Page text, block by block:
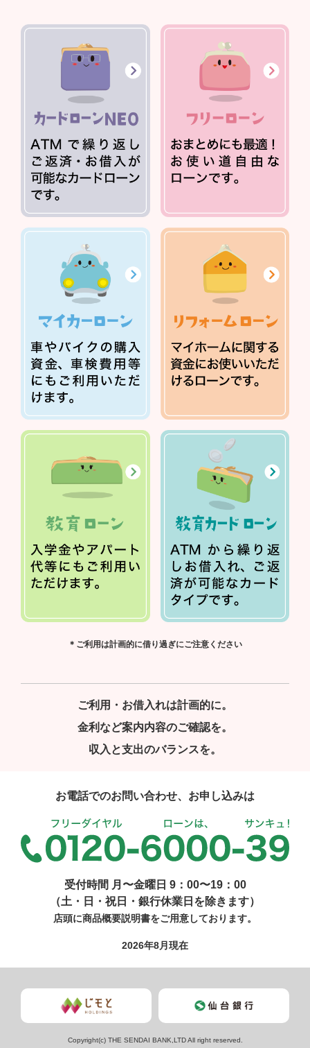
＊ご利用は計画的に借り過ぎにご注意ください
ご利用・お借入れは計画的に。
金利など案内内容のご確認を。
収入と支出のバランスを。
お電話でのお問い合わせ、お申し込みは
受付時間 月〜金曜日 9：00〜19：00
（土・日・祝日・銀行休業日を除きます）
店頭に商品概要説明書をご用意しております。
2026年8月現在
Copyright(c) THE SENDAI BANK,LTD All right reserved.